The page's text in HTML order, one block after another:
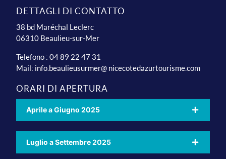
DETTAGLI DI CONTATTO
38 bd Maréchal Leclerc
06310 Beaulieu-sur-Mer
Telefono : 04 89 22 47 31
Mail: info.beaulieusurmer@ nicecotedazurtourisme.com
ORARI DI APERTURA
Aprile a Giugno 2025
Luglio a Settembre 2025